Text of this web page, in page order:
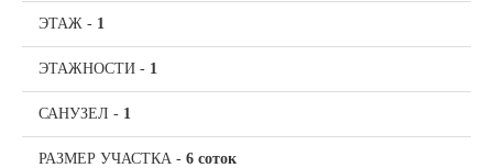
ЭТАЖ - 1
ЭТАЖНОСТИ - 1
САНУЗЕЛ - 1
РАЗМЕР УЧАСТКА - 6 соток